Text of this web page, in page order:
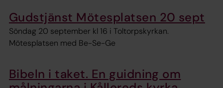
Gudstjänst Mötesplatsen 20 sept
Söndag 20 september kl 16 i Toltorpskyrkan.
Mötesplatsen med Be-Se-Ge
Bibeln i taket. En guidning om